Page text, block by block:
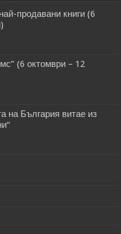
продавани книги (6
(6 октомври – 12
на България витае из